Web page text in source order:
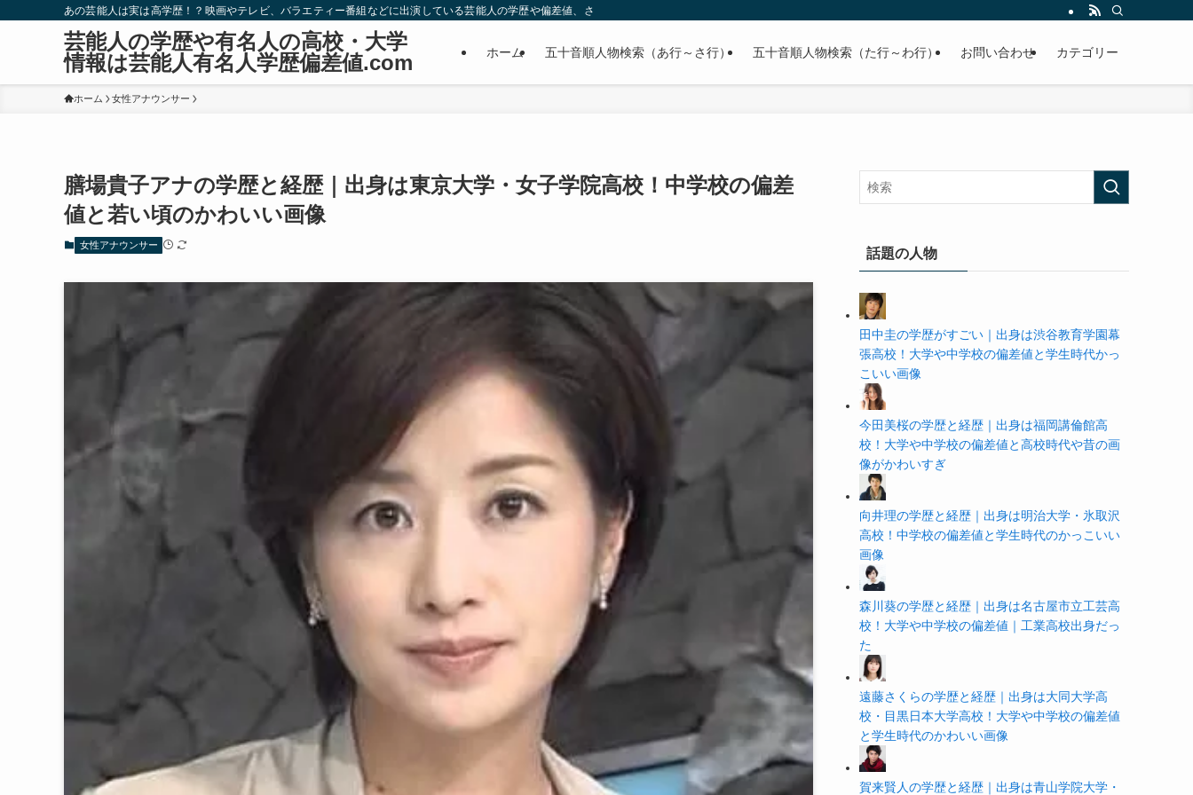
あの芸能人は実は高学歴！？映画やテレビ、バラエティー番組などに出演している芸能人の学歴や偏差値、さらに政治家やスポーツ選手などの有名人の学歴や高校・大学の偏差値まで紹介していきます。
芸能人の学歴や有名人の高校・大学
情報は芸能人有名人学歴偏差値.com
ホーム 五十音順人物検索（あ行～さ行） 五十音順人物検索（た行～わ行） お問い合わせ カテゴリー
ホーム 女性アナウンサー
膳場貴子アナの学歴と経歴｜出身は東京大学・女子学院高校！中学校の偏差
値と若い頃のかわいい画像
女性アナウンサー
話題の人物
田中圭の学歴がすごい｜出身は渋谷教育学園幕
張高校！大学や中学校の偏差値と学生時代かっ
こいい画像
今田美桜の学歴と経歴｜出身は福岡講倫館高
校！大学や中学校の偏差値と高校時代や昔の画
像がかわいすぎ
向井理の学歴と経歴｜出身は明治大学・氷取沢
高校！中学校の偏差値と学生時代のかっこいい
画像
森川葵の学歴と経歴｜出身は名古屋市立工芸高
校！大学や中学校の偏差値｜工業高校出身だっ
た
遠藤さくらの学歴と経歴｜出身は大同大学高
校・目黒日本大学高校！大学や中学校の偏差値
と学生時代のかわいい画像
賀来賢人の学歴と経歴｜出身は青山学院大学・